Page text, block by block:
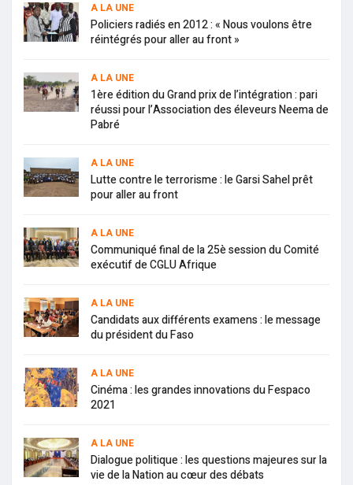
A LA UNE
Policiers radiés en 2012 : « Nous voulons être
réintégrés pour aller au front »
A LA UNE
1ère édition du Grand prix de l’intégration : pari
réussi pour l’Association des éleveurs Neema de
Pabré
A LA UNE
Lutte contre le terrorisme : le Garsi Sahel prêt
pour aller au front
A LA UNE
Communiqué final de la 25è session du Comité
exécutif de CGLU Afrique
A LA UNE
Candidats aux différents examens : le message
du président du Faso
A LA UNE
Cinéma : les grandes innovations du Fespaco
2021
A LA UNE
Dialogue politique : les questions majeures sur la
vie de la Nation au cœur des débats